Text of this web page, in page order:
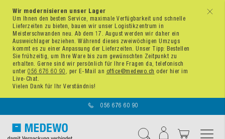
x
Wir modernisieren unser Lager
Um Ihnen den besten Service, maximale Verfügbarkeit und schnelle
Lieferzeiten zu bieten, bauen wir unser Logistikzentrum in
Meisterschwanden neu. Ab dem 17. August werden wir daher ein
Ausweichlager beziehen. Während dieses zweiwöchigen Umzugs
kommt es zu einer Anpassung der Lieferzeiten. Unser Tipp: Bestellen
Sie frühzeitig, um Ihre Ware bis zum gewünschten Zeitpunkt zu
erhalten. Gerne sind wir persönlich für Ihre Fragen da, telefonisch
unter 056 676 60 90 , per E-Mail an office@medewo.ch oder hier im
Live-Chat.
Vielen Dank für Ihr Verständnis!
056 676 60 90